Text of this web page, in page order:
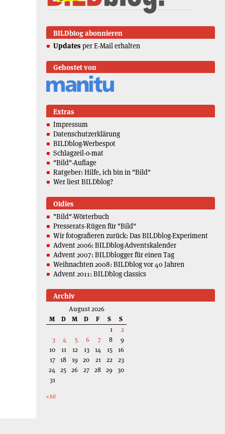
BILDblog abonnieren
Updates per E-Mail erhalten
Gehostet von
Extras
Impressum
Datenschutzerklärung
BILDblog-Werbespot
Schlagzeil-o-mat
"Bild"-Auflage
Ratgeber: Hilfe, ich bin in "Bild"
Wer liest BILDblog?
Oldies
"Bild"-Wörterbuch
Presserats-Rügen für "Bild"
Wir fotografieren zurück: Das BILDblog-Experiment
Advent 2006: BILDblog-Adventskalender
Advent 2007: BILDblogger für einen Tag
Weihnachten 2008: BILDblog vor 40 Jahren
Advent 2011: BILDblog classics
Archiv
August 2026
M
D M D F S
S
1
2
3
4 5 6 7 8
9
10
11 12 13 14 15
16
17 18 19 20 21 22
23
24 25 26 27 28 29 30
31
« Jul